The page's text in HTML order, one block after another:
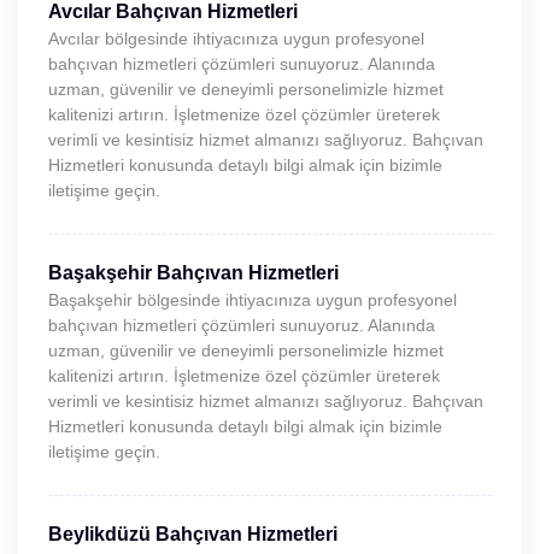
Avcılar Bahçıvan Hizmetleri
Avcılar bölgesinde ihtiyacınıza uygun profesyonel
bahçıvan hizmetleri çözümleri sunuyoruz. Alanında
uzman, güvenilir ve deneyimli personelimizle hizmet
kalitenizi artırın. İşletmenize özel çözümler üreterek
verimli ve kesintisiz hizmet almanızı sağlıyoruz. Bahçıvan
Hizmetleri konusunda detaylı bilgi almak için bizimle
iletişime geçin.
Başakşehir Bahçıvan Hizmetleri
Başakşehir bölgesinde ihtiyacınıza uygun profesyonel
bahçıvan hizmetleri çözümleri sunuyoruz. Alanında
uzman, güvenilir ve deneyimli personelimizle hizmet
kalitenizi artırın. İşletmenize özel çözümler üreterek
verimli ve kesintisiz hizmet almanızı sağlıyoruz. Bahçıvan
Hizmetleri konusunda detaylı bilgi almak için bizimle
iletişime geçin.
Beylikdüzü Bahçıvan Hizmetleri